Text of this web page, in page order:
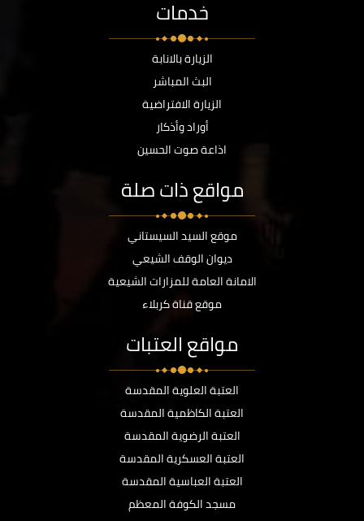
خدمات
الزيارة بالانابة
البث المباشر
الزيارة الافتراضية
أوراد وأذكار
اذاعة صوت الحسين
مواقع ذات صلة
موقع السيد السيستاني
ديوان الوقف الشيعي
الامانة العامة للمزارات الشيعية
موقع قناة كربلاء
مواقع العتبات
العتبة العلوية المقدسة
العتبة الكاظمية المقدسة
العتبة الرضوية المقدسة
العتبة العسكرية المقدسة
العتبة العباسية المقدسة
مسجد الكوفة المعظم